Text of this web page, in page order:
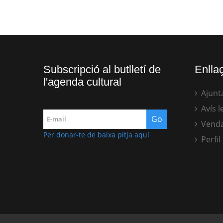
Subscripció al butlletí de
l'agenda cultural
Per donar-te de baixa pitja aquí
Avís